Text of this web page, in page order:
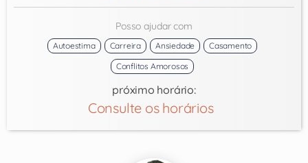
Posso ajudar com
Autoestima Carreira Ansiedade
Casamento
Conflitos Amorosos
próximo horário:
Consulte os horários